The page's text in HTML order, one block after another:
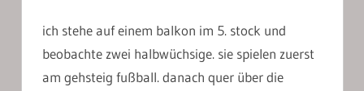
ich stehe auf einem balkon im 5. stock und
beobachte zwei halbwüchsige. sie spielen zuerst
am gehsteig fußball. danach quer über die